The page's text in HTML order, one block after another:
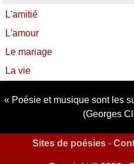
L'amitié
L'amour
Le mariage
La vie
Poésie et musique sont les
(Georges
Sites de poésies-